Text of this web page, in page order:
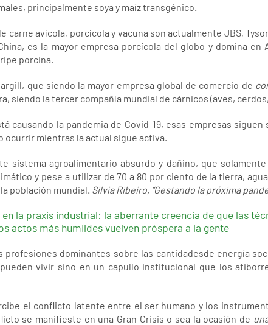
principalmente soya y maíz transgénico.
carne avícola, porcícola y vacuna son actualmente JBS,
es la mayor empresa porcícola del globo y domina en
porcina.
que siendo la mayor empresa global de comercio de
siendo la tercer compañía mundial de cárnicos (aves,
causando la pandemia de Covid-19, esas empresas
ocurrir mientras la actual sigue activa.
sistema agroalimentario absurdo y dañino, que
y pese a utilizar de 70 a 80 por ciento de la tierra,
población mundial. Silvia Ribeiro, “Gestando la próxima
la praxis industrial: la aberrante creencia de que las
actos más humildes vuelven próspera a la gente
profesiones dominantes sobre las cantidadesde energía
vivir sino en un capullo institucional que los
el conflicto latente entre el ser humano y los
se manifieste en una Gran Crisis o sea la ocasión de